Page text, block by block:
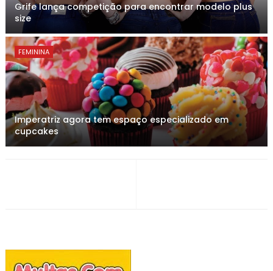
Grife lança competição para encontrar modelo plus
size
FEMININA
Imperatriz agora tem espaço especializado em
cupcakes